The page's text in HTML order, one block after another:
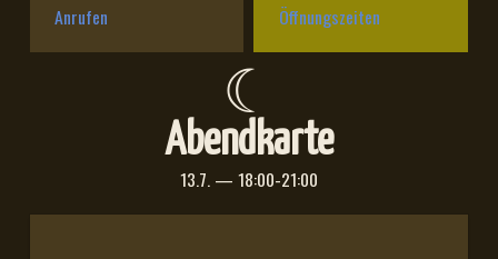
Anrufen
Öffnungszeiten
☾
Abendkarte
13.7. — 18:00-21:00